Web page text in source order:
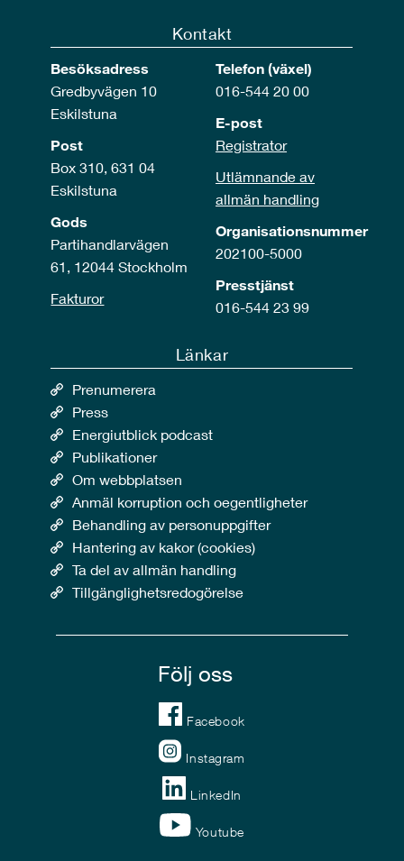
Kontakt
Besöksadress
Gredbyvägen 10
Eskilstuna
Post
Box 310, 631 04
Eskilstuna
Gods
Partihandlarvägen
61, 12044 Stockholm
Fakturor
Telefon (växel)
016-544 20 00
E-post
Registrator
Utlämnande av
allmän handling
Organisationsnummer
202100-5000
Presstjänst
016-544 23 99
Länkar
Prenumerera
Press
Energiutblick podcast
Publikationer
Om webbplatsen
Anmäl korruption och oegentligheter
Behandling av personuppgifter
Hantering av kakor (cookies)
Ta del av allmän handling
Tillgänglighetsredogörelse
Följ oss
Facebook
Instagram
LinkedIn
Youtube